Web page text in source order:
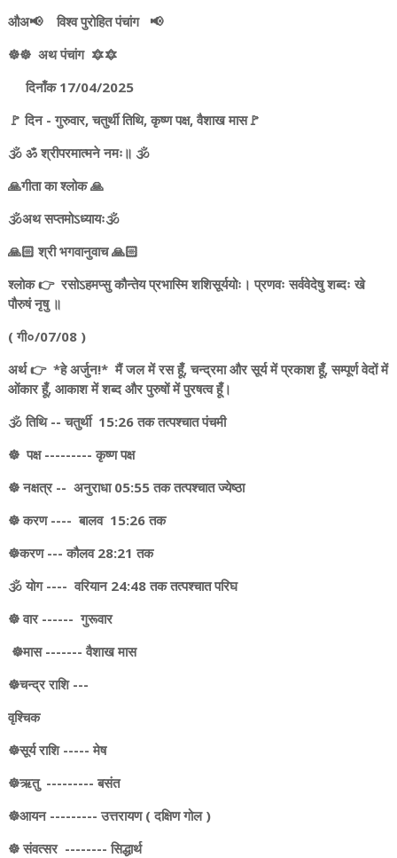
औअ📢 विश्व पुरोहित पंचांग 📢
☸️☸️ अथ पंचांग 🔯🔯
दिनाँक 17/04/2025
🚩 दिन - गुरुवार, चतुर्थी तिथि, कृष्ण पक्ष, वैशाख मास🚩
🕉️ ॐ श्रीपरमात्मने नमः॥ 🕉️
🙏गीता का श्लोक 🙏
🕉️अथ सप्तमोऽध्यायः🕉️
🙏🏻 श्री भगवानुवाच 🙏🏻
श्लोक 👉 रसोऽहमप्सु कौन्तेय प्रभास्मि शशिसूर्ययोः। प्रणवः सर्ववेदेषु शब्दः खे
पौरुषं नृषु ॥
( गी०/07/08 )
अर्थ 👉 *हे अर्जुन!* मैं जल में रस हूँ, चन्द्रमा और सूर्य में प्रकाश हूँ, सम्पूर्ण वेदों में
ओंकार हूँ, आकाश में शब्द और पुरुषों में पुरषत्व हूँ।
🕉️ तिथि -- चतुर्थी 15:26 तक तत्पश्चात पंचमी
☸️ पक्ष --------- कृष्ण पक्ष
☸️ नक्षत्र -- अनुराधा 05:55 तक तत्पश्चात ज्येष्ठा
☸️ करण ---- बालव 15:26 तक
☸️करण --- कौलव 28:21 तक
🕉️ योग ---- वरियान 24:48 तक तत्पश्चात परिघ
☸️ वार ------ गुरूवार
☸️मास ------- वैशाख मास
☸️चन्द्र राशि ---
वृश्चिक
☸️सूर्य राशि ----- मेष
☸️ऋतु --------- बसंत
☸️आयन --------- उत्तरायण ( दक्षिण गोल )
☸️ संवत्सर -------- सिद्धार्थ